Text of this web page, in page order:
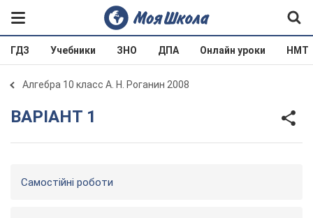
ГДЗ Учебники ЗНО ДПА Онлайн уроки НМТ
Алгебра 10 класс А. Н. Роганин 2008
ВАРІАНТ 1
Самостійні роботи